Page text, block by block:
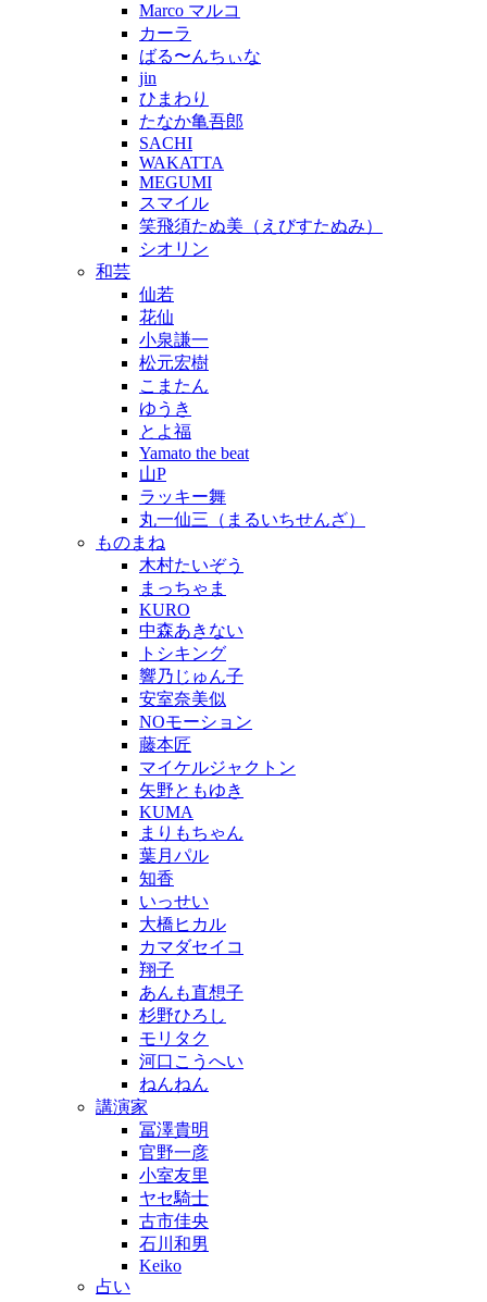
Marco マルコ
カーラ
ばる〜んちぃな
jin
ひまわり
たなか亀吾郎
SACHI
WAKATTA
MEGUMI
スマイル
笑飛須たぬ美（えびすたぬみ）
シオリン
和芸
仙若
花仙
小泉謙一
松元宏樹
こまたん
ゆうき
とよ福
Yamato the beat
山P
ラッキー舞
丸一仙三（まるいちせんざ）
ものまね
木村たいぞう
まっちゃま
KURO
中森あきない
トシキング
響乃じゅん子
安室奈美似
NOモーション
藤本匠
マイケルジャクトン
矢野ともゆき
KUMA
まりもちゃん
葉月パル
知香
いっせい
大橋ヒカル
カマダセイコ
翔子
あんも直想子
杉野ひろし
モリタク
河口こうへい
ねんねん
講演家
冨澤貴明
官野一彦
小室友里
ヤセ騎士
古市佳央
石川和男
Keiko
占い